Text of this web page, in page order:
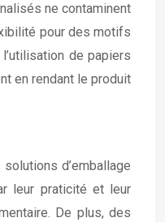
ne contaminent
pour des motifs
de papiers
en rendant le produit
d’emballage
leur praticité et leur
De plus, des